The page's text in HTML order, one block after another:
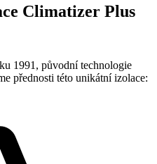
Climatizer Plus
1991, původní technologie
přednosti této unikátní izolace: